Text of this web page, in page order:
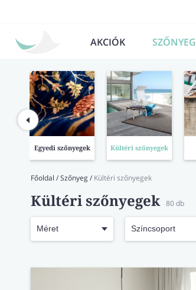
AKCIÓK SZŐNYEG
Egyedi szőnyegek Kültéri szőnyegek
Főoldal /Szőnyeg/ Kültéri szőnyegek
Kültéri szőnyegek 80db